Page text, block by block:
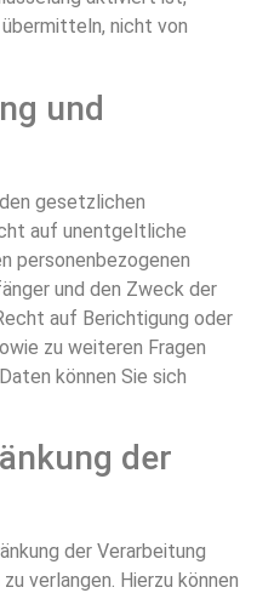
übermitteln, nicht von
und
gesetzlichen
auf unentgeltliche
personenbezogenen
und den Zweck der
auf Berichtigung oder
zu weiteren Fragen
können Sie sich
der
der Verarbeitung
verlangen. Hierzu können